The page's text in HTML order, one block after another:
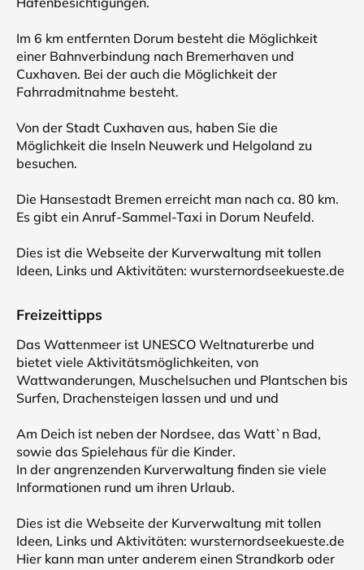
Im 6 km entfernten Dorum besteht die Möglichkeit
einer Bahnverbindung nach Bremerhaven und
Cuxhaven. Bei der auch die Möglichkeit der
Fahrradmitnahme besteht.
Von der Stadt Cuxhaven aus, haben Sie die
Möglichkeit die Inseln Neuwerk und Helgoland zu
besuchen.
Die Hansestadt Bremen erreicht man nach ca. 80 km.
Es gibt ein Anruf-Sammel-Taxi in Dorum Neufeld.
Dies ist die Webseite der Kurverwaltung mit tollen
Ideen, Links und Aktivitäten: wursternordseekueste.de
Freizeittipps
Das Wattenmeer ist UNESCO Weltnaturerbe und
bietet viele Aktivitätsmöglichkeiten, von
Wattwanderungen, Muschelsuchen und Plantschen bis
Surfen, Drachensteigen lassen und und und
Am Deich ist neben der Nordsee, das Watt`n Bad,
sowie das Spielehaus für die Kinder.
In der angrenzenden Kurverwaltung finden sie viele
Informationen rund um ihren Urlaub.
Dies ist die Webseite der Kurverwaltung mit tollen
Ideen, Links und Aktivitäten: wursternordseekueste.de
Hier kann man unter anderem einen Strandkorb oder